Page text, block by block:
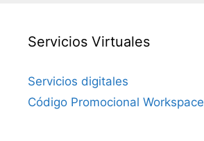
Servicios Virtuales
Servicios digitales
Código Promocional Workspace